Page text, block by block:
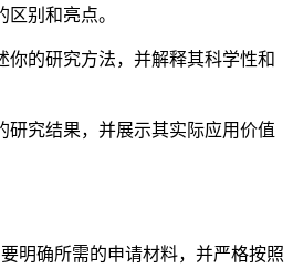
别和亮点。
你的研究方法，并解释其科学性和
研究结果，并展示其实际应用价值
明确所需的申请材料，并严格按照